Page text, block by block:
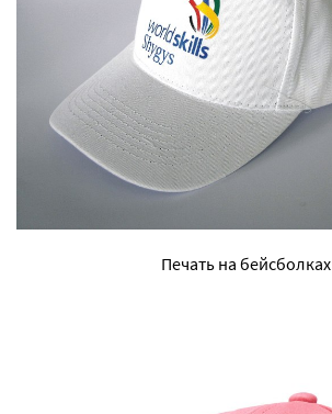
Печать на бейсболках